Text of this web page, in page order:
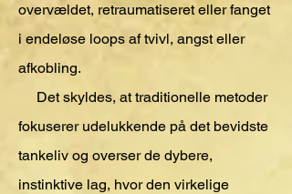
overvældet, retraumatiseret eller fanget
i endeløse loops af tvivl, angst eller
afkobling.
Det skyldes, at traditionelle metoder
fokuserer udelukkende på det bevidste
tankeliv og overser de dybere,
instinktive lag, hvor den virkelige